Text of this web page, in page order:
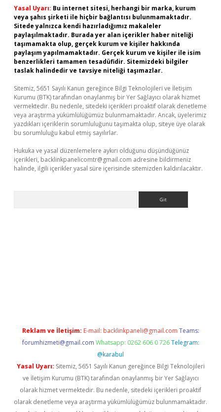
Yasal Uyarı: Bu internet sitesi, herhangi bir marka, kurum
veya şahıs şirketi ile hiçbir bağlantısı bulunmamaktadır.
Sitede yalnızca kendi hazırladığımız makaleler
paylaşılmaktadır. Burada yer alan içerikler haber niteliği
taşımamakta olup, gerçek kurum ve kişiler hakkında
paylaşım yapılmamaktadır. Gerçek kurum ve kişiler ile isim
benzerlikleri tamamen tesadüfidir. Sitemizdeki bilgiler
taslak halindedir ve tavsiye niteliği taşımazlar.
Sitemiz, 5651 Sayılı Kanun gereğince Bilgi Teknolojileri ve İletişim
Kurumu (BTK) tarafından onaylanmış bir Yer Sağlayıcı olarak hizmet
vermektedir. Bu nedenle, sitedeki içerikleri proaktif olarak denetleme
veya araştırma yükümlülüğümüz bulunmamaktadır. Ancak, üyelerimiz
yazdıkları içeriklerin sorumluluğunu taşımakta olup, siteye üye olarak
bu sorumluluğu kabul etmiş sayılırlar.
Hukuka ve yasal düzenlemelere aykırı olduğunu düşündüğünüz
içerikleri, backlinkpanelicomtr@gmail.com adresine bildirmeniz
halinde, ilgili içerikler yasal süre içerisinde sitemizden kaldırılacaktır.
Reklam ve İletişim: E-mail: backlinkpaneli@gmail.com Teams:
forumhizmeti@gmail.com Whatsapp: 0262 606 0 726 Telegram:
@karabul
Yasal Uyarı: Sitemiz, 5651 Sayılı Kanun gereğince Bilgi Teknolojileri
ve İletişim Kurumu (BTK) tarafından onaylanmış bir Yer Sağlayıcı
olarak hizmet vermektedir. Bu nedenle, sitedeki içerikleri proaktif
olarak denetleme veya araştırma yükümlülüğümüz bulunmamaktadır.